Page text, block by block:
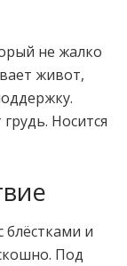
не жалко
живот,
Носится
блёстками и
Под